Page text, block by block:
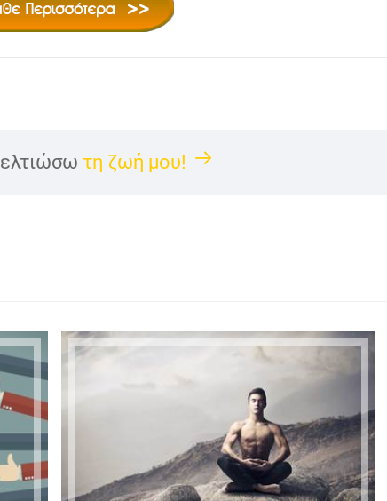
τη ζωή μου!